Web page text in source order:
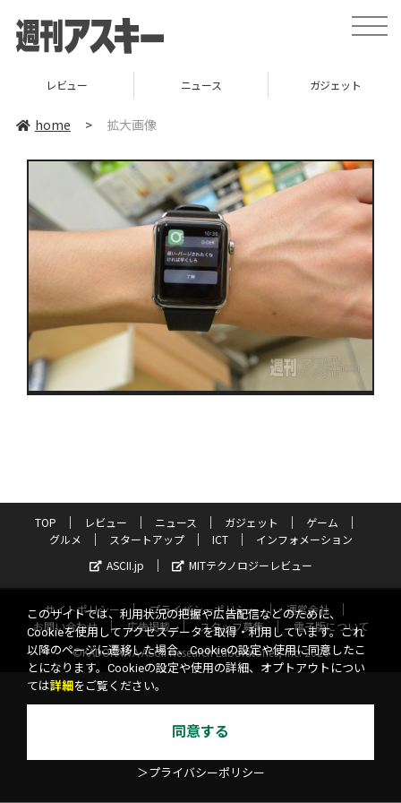
toggle
レビュー ニュース ガジェット
home > 拡大画像
TOP レビュー ニュース ガジェット
ゲーム
グルメ
スタートアップ ICT
インフォメーション
ASCII.jp
MITテクノロジーレビュー
サイトポリシー プライバシーポリシー
運営会社
お問い合わせ
広告掲載 スタッフ募集
電子版について
©KADOKAWA ASCII Research Laboratories, Inc. 2026
このサイトでは、利用状況の把握や広告配信などのために、
Cookieを使用してアクセスデータを取得・利用しています。これ
以降のページに遷移した場合、Cookieの設定や使用に同意したこ
とになります。Cookieの設定や使用の詳細、オプトアウトについ
ては詳細 をご覧ください。
同意する
＞プライバシーポリシー